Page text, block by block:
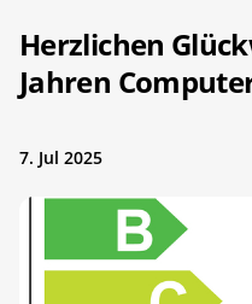
Herzlichen
Jahren
7. Jul 2025